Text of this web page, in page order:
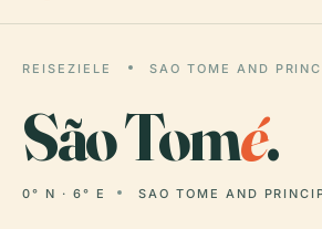
REISEZIELE SAO TOME AND
São Tomé.
0° N · 6° E SAO TOME AND